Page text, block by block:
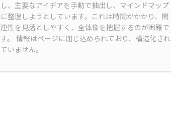
し、主要なアイデアを手動で抽出し、マインドマップ
に整理しようとしています。これは時間がかかり、関
連性を見落としやすく、全体像を把握するのが困難で
す。 情報はページに閉じ込められており、構造化され
ていません。